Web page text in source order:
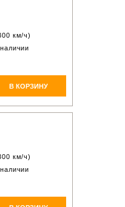
км/ч)
В КОРЗИНУ
км/ч)